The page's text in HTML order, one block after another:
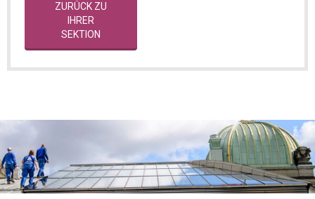
ZURÜCK ZU
IHRER
SEKTION